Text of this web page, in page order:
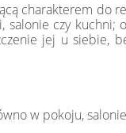
charakterem do
czy kuchni;
jej u siebie,
w pokoju,